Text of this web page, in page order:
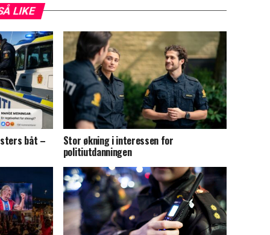
LIKE
båt – Stor økning i interessen for
politiutdanningen